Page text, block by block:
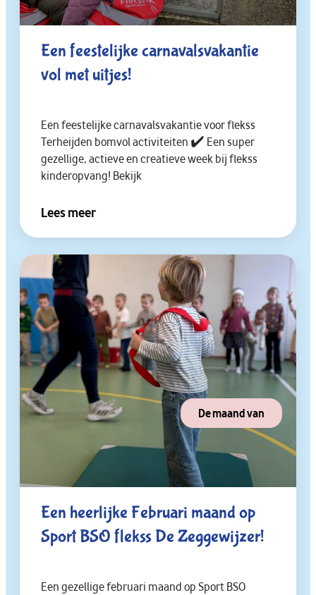
Een feestelijke carnavalsvakantie
vol met uitjes!
Een feestelijke carnavalsvakantie voor flekss
Terheijden bomvol activiteiten ✔️ Een super
gezellige, actieve en creatieve week bij flekss
kinderopvang! Bekijk
Lees meer
De maand van
Een heerlijke Februari maand op
Sport BSO flekss De Zeggewijzer!
Een gezellige februari maand op Sport BSO